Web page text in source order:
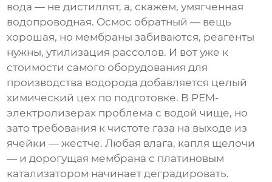
вода — не дистиллят, а, скажем, умягченная
водопроводная. Осмос обратный — вещь
хорошая, но мембраны забиваются, реагенты
нужны, утилизация рассолов. И вот уже к
стоимости самого оборудования для
производства водорода добавляется целый
химический цех по подготовке. В PEM-
электролизерах проблема с водой чище, но
зато требования к чистоте газа на выходе из
ячейки — жестче. Любая влага, капля щелочи
— и дорогущая мембрана с платиновым
катализатором начинает деградировать.